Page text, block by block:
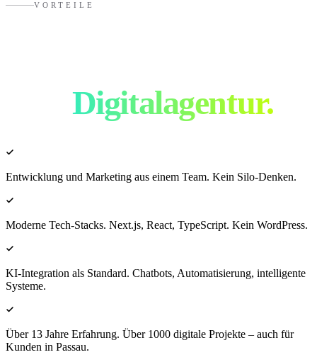
VORTEILE
Digitalagentur.
Entwicklung und Marketing aus einem Team. Kein Silo-Denken.
Moderne Tech-Stacks. Next.js, React, TypeScript. Kein WordPress.
KI-Integration als Standard. Chatbots, Automatisierung, intelligente
Systeme.
Über 13 Jahre Erfahrung. Über 1000 digitale Projekte – auch für
Kunden in Passau.